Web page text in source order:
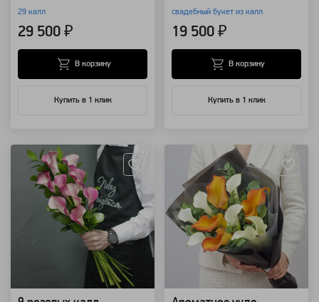
29 калл
29 500 ₽
Купить в 1 клик
В корзину
свадебный букет из калл
19 500 ₽
Купить в 1 клик
В корзину